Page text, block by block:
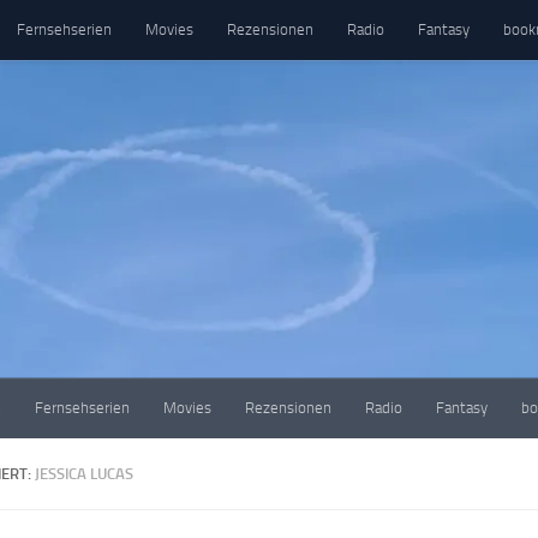
Fernsehserien Movies Rezensionen Radio Fantasy
Fernsehserien Movies Rezensionen Radio Fantasy
JESSICA LUCAS